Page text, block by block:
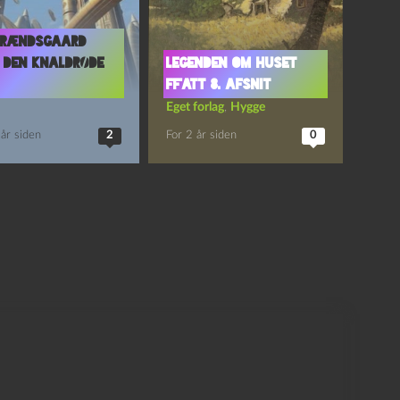
knaldrøde
siden 2
Legenden om huset
Ff’att 8. afsnit
Eget forlag, Hygge
For 2 år siden 0